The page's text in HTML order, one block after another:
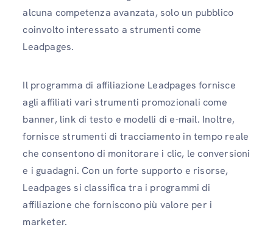
alcuna competenza avanzata, solo un pubblico
coinvolto interessato a strumenti come
Leadpages.
Il programma di affiliazione Leadpages fornisce
agli affiliati vari strumenti promozionali come
banner, link di testo e modelli di e-mail. Inoltre,
fornisce strumenti di tracciamento in tempo reale
che consentono di monitorare i clic, le conversioni
e i guadagni. Con un forte supporto e risorse,
Leadpages si classifica tra i programmi di
affiliazione che forniscono più valore per i
marketer.